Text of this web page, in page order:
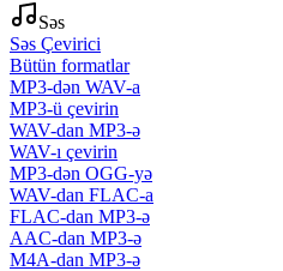
Səs
Səs Çevirici
Bütün formatlar
MP3-dən WAV-a
MP3-ü çevirin
WAV-dan MP3-ə
WAV-ı çevirin
MP3-dən OGG-yə
WAV-dan FLAC-a
FLAC-dan MP3-ə
AAC-dan MP3-ə
M4A-dan MP3-ə